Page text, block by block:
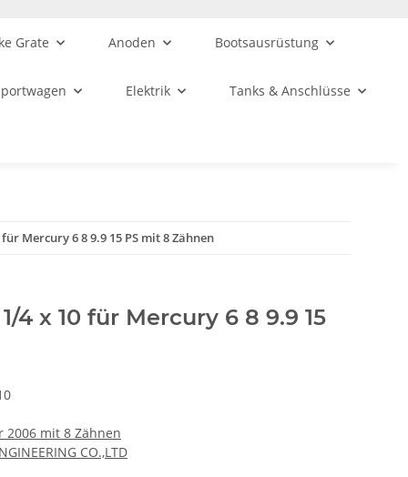
Grate Anoden Bootsausrüstung
Elektrik Tanks & Anschlüsse
Mercury 6 8 9.9 15 PS mit 8 Zähnen
4 x 10 für Mercury 6 8 9.9 15
2006 mit 8 Zähnen
CO.,LTD